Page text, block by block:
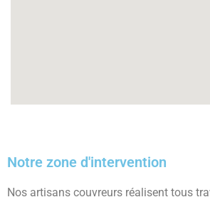
Notre zone d'intervention
Nos artisans couvreurs réalisent tous